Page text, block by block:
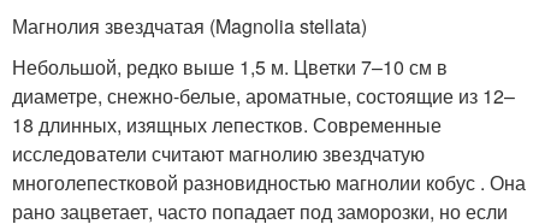
Магнолия звездчатая (Magnolia stellata)
Небольшой, редко выше 1,5 м. Цветки 7–10 см в
диаметре, снежно-белые, ароматные, состоящие из 12–
18 длинных, изящных лепестков. Современные
исследователи считают магнолию звездчатую
многолепестковой разновидностью магнолии кобус . Она
рано зацветает, часто попадает под заморозки, но если